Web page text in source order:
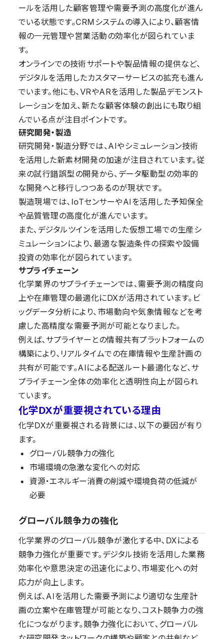
ールを活用した顧客管理や需要予測の高度化が進ん
でいる状態です。CRMシステムの導入により、顧客情
報の一元管理や営業活動の効率化が図られていま
す。
オンラインでの技術サポートや製品情報の提供など、
デジタルを活用したカスタマーサービスの拡充も進ん
でいます。他にも、VRやARを活用した製品デモンスト
レーションを加え、新たな顧客体験の創出にも取り組
んでいる点が注目ポイントです。
研究開発・製造
研究開発・製造分野では、AIやシミュレーション技術
を活用した新素材開発の加速が注目されています。従
来の試行錯誤型の開発から、データ駆動型の効率的
な開発へと移行しつつあるのが現状です。
製造現場では、IoTセンサーやAIを活用した予知保全
や品質管理の高度化が進んでいます。
また、デジタルツインを活用した仮想工場での生産シ
ミュレーションにより、最適な製造条件の探索や設備
投資の効率化が図られています。
サプライチェーン
化学業界のサプライチェーンでは、需要予測の精度向
上や在庫管理の最適化にDXが活用されています。ビ
ッグデータ分析により、市場動向や気象情報などを考
慮した高精度な需要予測が可能となりました。
例えば、サプライヤーとの情報共有プラットフォームの
構築により、リアルタイムでの在庫情報や生産計画の
共有が可能です。AIによる配送ルート最適化など、サ
プライチェーン全体の効率化と透明性向上が図られ
ています。
化学DXが重要視されている理由
化学DXが重要視される背景には、以下の要因が有り
ます。
グローバル競争力の強化
市場環境の急激な変化への対応
資源・エネルギー消費の削減や環境負荷の低減が
必要
グローバル競争力の強化
化学業界のグローバル競争が激化する中、DXによる
競争力強化が重要です。デジタル技術を活用した業務
効率化や意思決定の迅速化により、市場変化への対
応力が向上します。
例えば、AIを活用した需要予測により適切な生産計
画の立案や在庫管理が可能となり、コスト競争力の強
化につながります。競争力強化において、グローバル